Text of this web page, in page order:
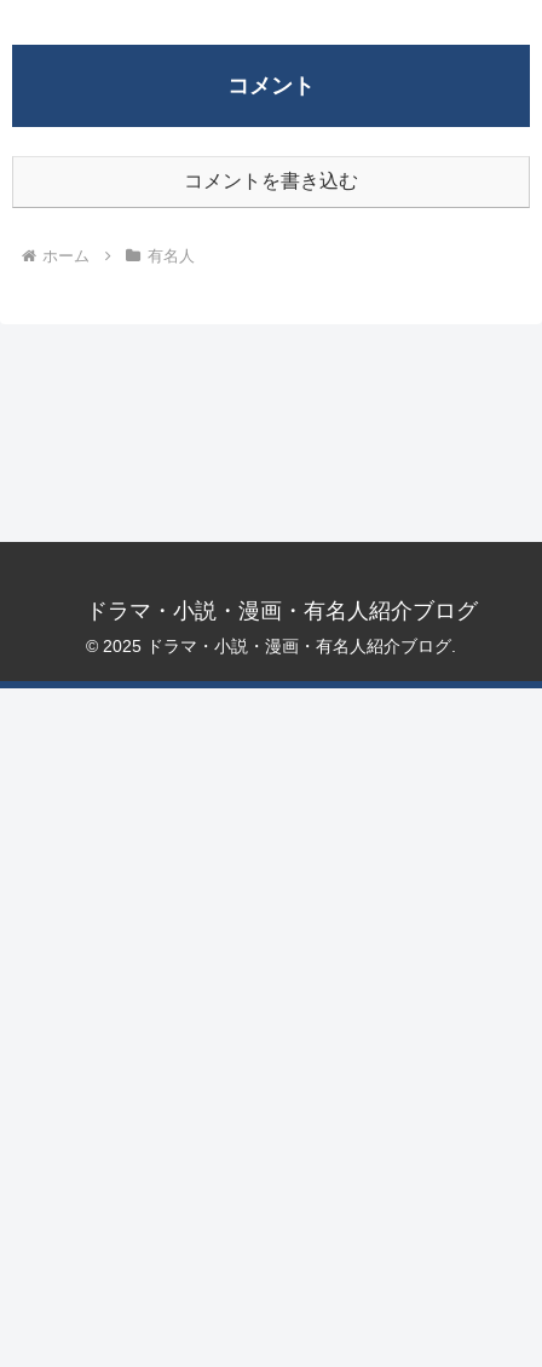
コメント
コメントを書き込む
ホーム 有名人
ドラマ・小説・漫画・有名人紹介ブログ
© 2025 ドラマ・小説・漫画・有名人紹介ブログ.